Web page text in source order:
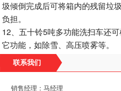
圾倾倒完成后可将箱内的残留垃
负担。
12、五十铃5吨多功能洗扫车还
它功能，如除雪、高压喷雾等。
联系我们
销售经理：马经理